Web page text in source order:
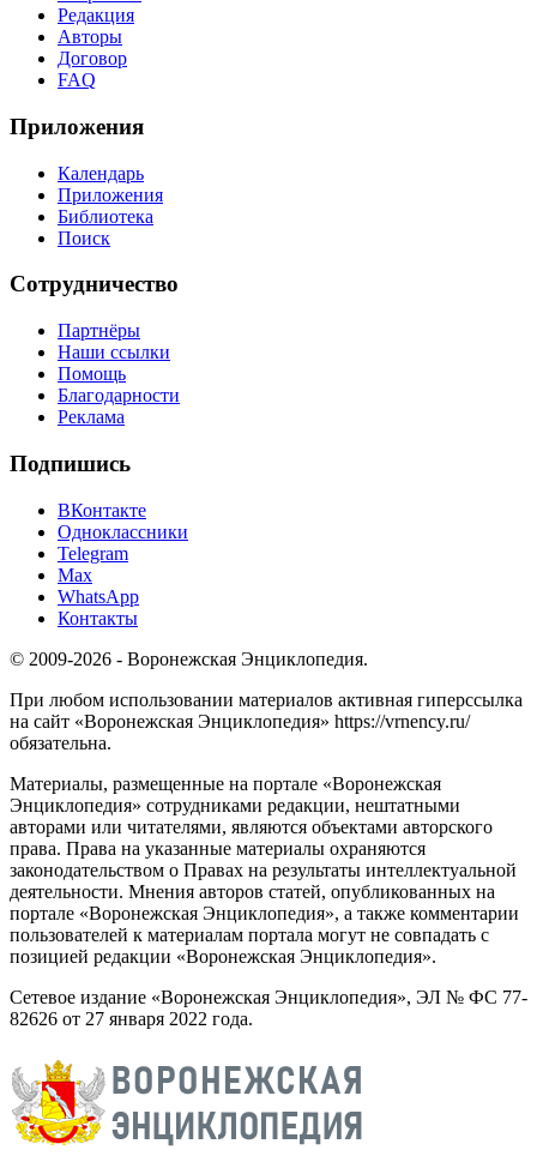
Редакция
Авторы
Договор
FAQ
Приложения
Календарь
Приложения
Библиотека
Поиск
Сотрудничество
Партнёры
Наши ссылки
Помощь
Благодарности
Реклама
Подпишись
ВКонтакте
Одноклассники
Telegram
Max
WhatsApp
Контакты
© 2009-2026 - Воронежская Энциклопедия.
При любом использовании материалов активная гиперссылка
на сайт «Воронежская Энциклопедия» https://vrnency.ru/
обязательна.
Материалы, размещенные на портале «Воронежская
Энциклопедия» сотрудниками редакции, нештатными
авторами или читателями, являются объектами авторского
права. Права на указанные материалы охраняются
законодательством о Правах на результаты интеллектуальной
деятельности. Мнения авторов статей, опубликованных на
портале «Воронежская Энциклопедия», а также комментарии
пользователей к материалам портала могут не совпадать с
позицией редакции «Воронежская Энциклопедия».
Сетевое издание «Воронежская Энциклопедия», ЭЛ № ФС 77-
82626 от 27 января 2022 года.